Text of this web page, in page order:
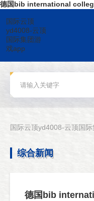
德国bib international
国际云顶
yd4008-云顶
国际集团游
戏app
国际云顶yd4008-云顶国
综合新闻
德国bib